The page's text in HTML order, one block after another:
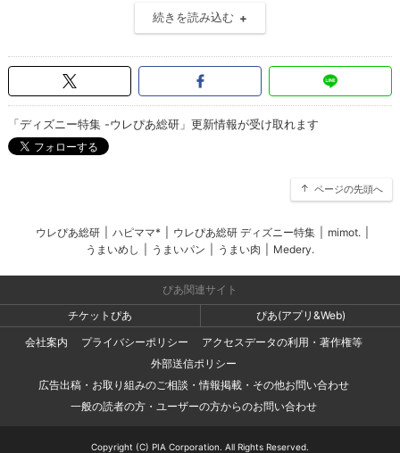
続きを読み込む
「ディズニー特集 -ウレぴあ総研」更新情報が受け取れます
ページの先頭へ
ウレぴあ総研 ハピママ* ウレぴあ総研 ディズニー特集 mimot.
うまいめし
うまいパン うまい肉 Medery.
ぴあ関連サイト
チケットぴあ
ぴあ(アプリ&Web)
会社案内
プライバシーポリシー
アクセスデータの利用・著作権等
外部送信ポリシー
広告出稿・お取り組みのご相談・情報掲載・その他お問い合わせ
一般の読者の方・ユーザーの方からのお問い合わせ
Copyright (C) PIA Corporation. All Rights Reserved.